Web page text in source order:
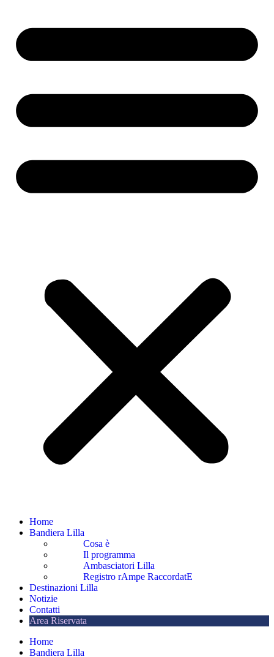
Home
Bandiera Lilla
Cosa è
Il programma
Ambasciatori Lilla
Registro rAmpe RaccordatE
Destinazioni Lilla
Notizie
Contatti
Area Riservata
Home
Bandiera Lilla